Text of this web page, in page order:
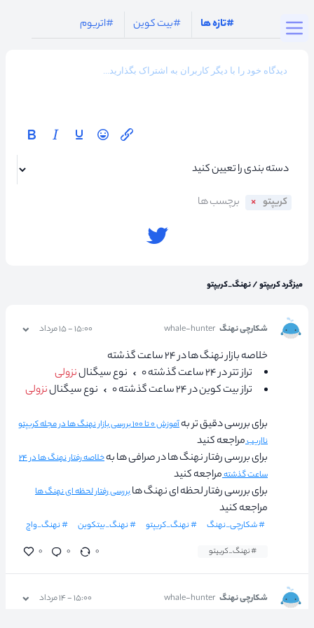
#تازه ها #بیت کوین #اتریوم
کریپتو
میزگرد کریپتو/نهنگ_کریپتو
شکارچی نهنگ whale-hunter ۱۵:۰۰ - ۱۵ مرداد
خلاصه بازار نهنگ ها در ۲۴ ساعت گذشته
تراز تتر در ۲۴ ساعت گذشته ۰
نوع سیگنالنزولی
تراز بیت کوین در ۲۴ ساعت گذشته ۰
نوع سیگنالنزولی
برای بررسی دقیق تر به
آموزش ۰ تا ۱۰۰ بررسی بازار نهنگ ها در مجله کریپتو
نااریبمراجعه کنید
برای بررسی رفتار نهنگ ها در صرافی ها به
خلاصه رفتار نهنگ ها در ۲۴
ساعت گذشتهمراجعه کنید
برای بررسی رفتار لحظه ای نهنگ هابررسی رفتار لحظه ای نهنگ ها
مراجعه کنید
# شکارچی_نهنگ # نهنگ_کریپتو # نهنگ_بیتکوین # نهنگ_واچ
# نهنگ_کریپتو ۰ ۰ ۰
شکارچی نهنگ whale-hunter ۱۵:۰۰ - ۱۴ مرداد